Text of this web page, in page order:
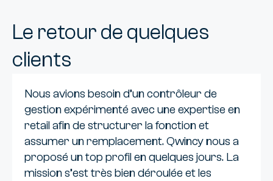
Le retour de quelques
clients
Nous avions besoin d’un contrôleur de
gestion expérimenté avec une expertise en
retail afin de structurer la fonction et
assumer un remplacement. Qwincy nous a
proposé un top profil en quelques jours. La
mission s’est très bien déroulée et les